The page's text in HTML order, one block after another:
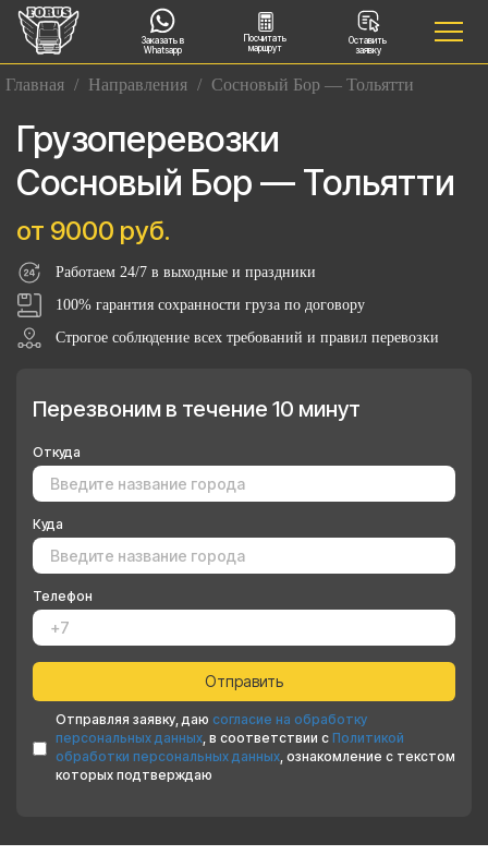
Заказать в
Whatsapp
Посчитать
маршрут
Оставить
заявку
Главная / Направления / Сосновый Бор — Тольятти
Грузоперевозки
Сосновый Бор — Тольятти
от 9000 руб.
Работаем 24/7 в выходные и праздники
100% гарантия сохранности груза по договору
Строгое соблюдение всех требований и правил перевозки
Перезвоним в течение 10 минут
Откуда
Куда
Телефон
Отправляя заявку, даю согласие на обработку
персональных данных, в соответствии с Политикой
обработки персональных данных, ознакомление с текстом
которых подтверждаю